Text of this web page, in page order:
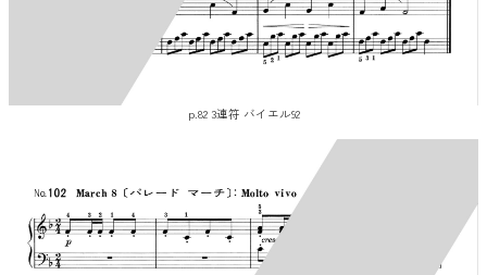
p.82 3連符 バイエル92